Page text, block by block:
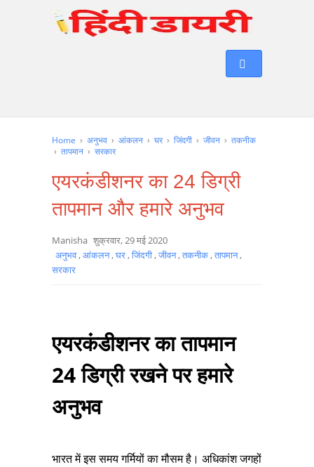
Home › अनुभव › आंकलन › घर › जिंदगी › जीवन › तकनीक
› तापमान › सरकार
एयरकंडीशनर का 24 डिग्री
तापमान और हमारे अनुभव
Manisha शुक्रवार, 29 मई 2020
अनुभव,आंकलन,घर,जिंदगी,जीवन,तकनीक,तापमान,
सरकार
एयरकंडीशनर का तापमान
24 डिग्री रखने पर हमारे
अनुभव
भारत में इस समय गर्मियों का मौसम है। अधिकांश जगहों